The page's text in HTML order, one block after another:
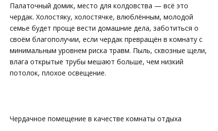
Палаточный домик, место для колдовства — всё это
чердак. Холостяку, холостячке, влюблённым, молодой
семье будет проще вести домашние дела, заботиться о
своём благополучии, если чердак превращён в комнату с
минимальным уровнем риска травм. Пыль, сквозные щели,
влага открытые трубы мешают больше, чем низкий
потолок, плохое освещение.
Чердачное помещение в качестве комнаты отдыха